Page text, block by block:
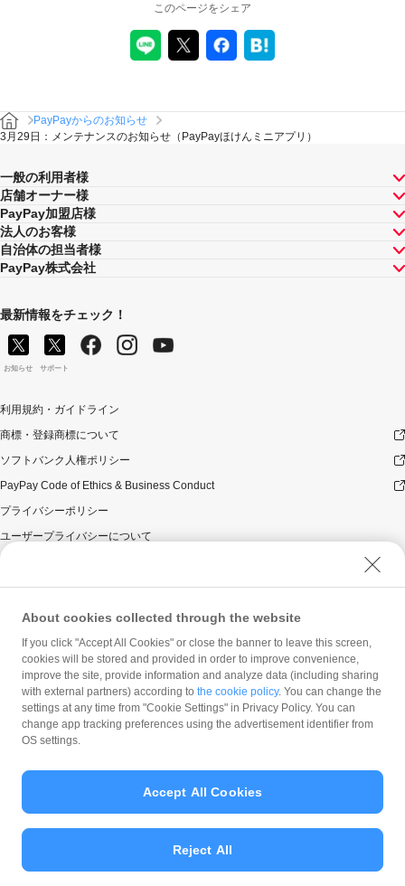
このページをシェア
PayPayからのお知らせ
3月29日：メンテナンスのお知らせ（PayPayほけんミニアプリ）
一般の利用者様
店舗オーナー様
PayPay加盟店様
法人のお客様
自治体の担当者様
PayPay株式会社
最新情報をチェック！
お知らせ サポート
利用規約・ガイドライン
商標・登録商標について
ソフトバンク人権ポリシー
PayPay Code of Ethics & Business Conduct
プライバシーポリシー
ユーザープライバシーについて
ウェブサイト利用規約
反社会的勢力に対する方針
勧誘方針
マネロン等基本方針
カスタマーハラスメントに関する当社の考え方
© PayPay Corporation
About cookies collected through the website
If you click "Accept All Cookies" or close the banner to leave this screen,
cookies will be stored and provided in order to improve convenience,
improve the site, provide information and analyze data (including sharing
with external partners) according to the cookie policy. You can change the
settings at any time from "Cookie Settings" in Privacy Policy. You can
change app tracking preferences using the advertisement identifier from
OS settings.
Reject All
Accept All Cookies